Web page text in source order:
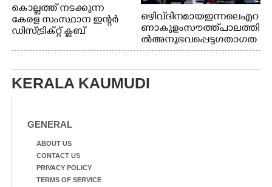
കൊല്ലത്ത് നടക്കുന്ന
കേരള സംസ്ഥാന ഇന്റർ
ഡിസ്ട്രിക്റ്റ് ക്ലബ്
20 ആൺകുട്ടികളുടെ 200
മീറ്റർ ഓട്ടം ഫൈനൽ
മത്സരത്തിനിടെ സിന്തറ്റിക്
ഒഴിവ് ദിനമായ ഇന്നലെ എറ
ണാകുളം സൗത്ത് പാലത്തി
ൽ അനുഭവപ്പെട്ട ഗതാഗത
ക്കുരുക്ക്
KERALA KAUMUDI
GENERAL
ABOUT US
CONTACT US
PRIVACY POLICY
TERMS OF SERVICE